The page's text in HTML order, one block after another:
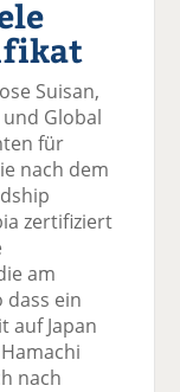
el
a
uf
F
ac
e
b
o
o
te
il
e
n
el
t
wi
tt
er
n
uf
Li
n
k
e
n
e
n
er
E
m
l
er
e
Suisan,
Global
für
nach dem
zertifiziert
am
dass ein
auf Japan
nach